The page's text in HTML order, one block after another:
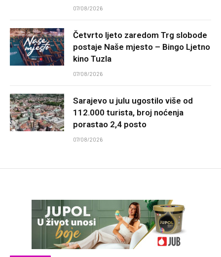
07/08/2026
Četvrto ljeto zaredom Trg slobode
postaje Naše mjesto – Bingo Ljetno
kino Tuzla
07/08/2026
Sarajevo u julu ugostilo više od
112.000 turista, broj noćenja
porastao 2,4 posto
07/08/2026